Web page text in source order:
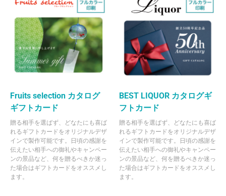
Fruits selection カタログ
ギフトカード
贈る相手を選ばず、どなたにも喜ば
れるギフトカードをオリジナルデザ
インで製作可能です。日頃の感謝を
伝えたい相手への御礼やキャンペー
ンの景品など、何を贈るべきか迷っ
た場合はギフトカードをオススメし
ます。
BEST LIQUOR カタログギ
フトカード
贈る相手を選ばず、どなたにも喜ば
れるギフトカードをオリジナルデザ
インで製作可能です。日頃の感謝を
伝えたい相手への御礼やキャンペー
ンの景品など、何を贈るべきか迷っ
た場合はギフトカードをオススメし
ます。